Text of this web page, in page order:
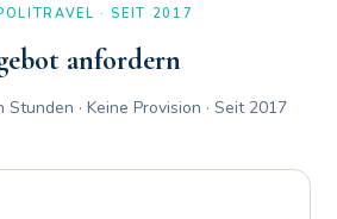
privaten Bereich umgeben, der perfekte
im Freien zu entspannen
· SEIT 2017
anfordern
· Keine Provision · Seit 2017